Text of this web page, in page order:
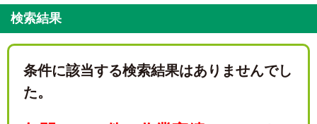
検索結果
条件に該当する検索結果はありませんでし
た。